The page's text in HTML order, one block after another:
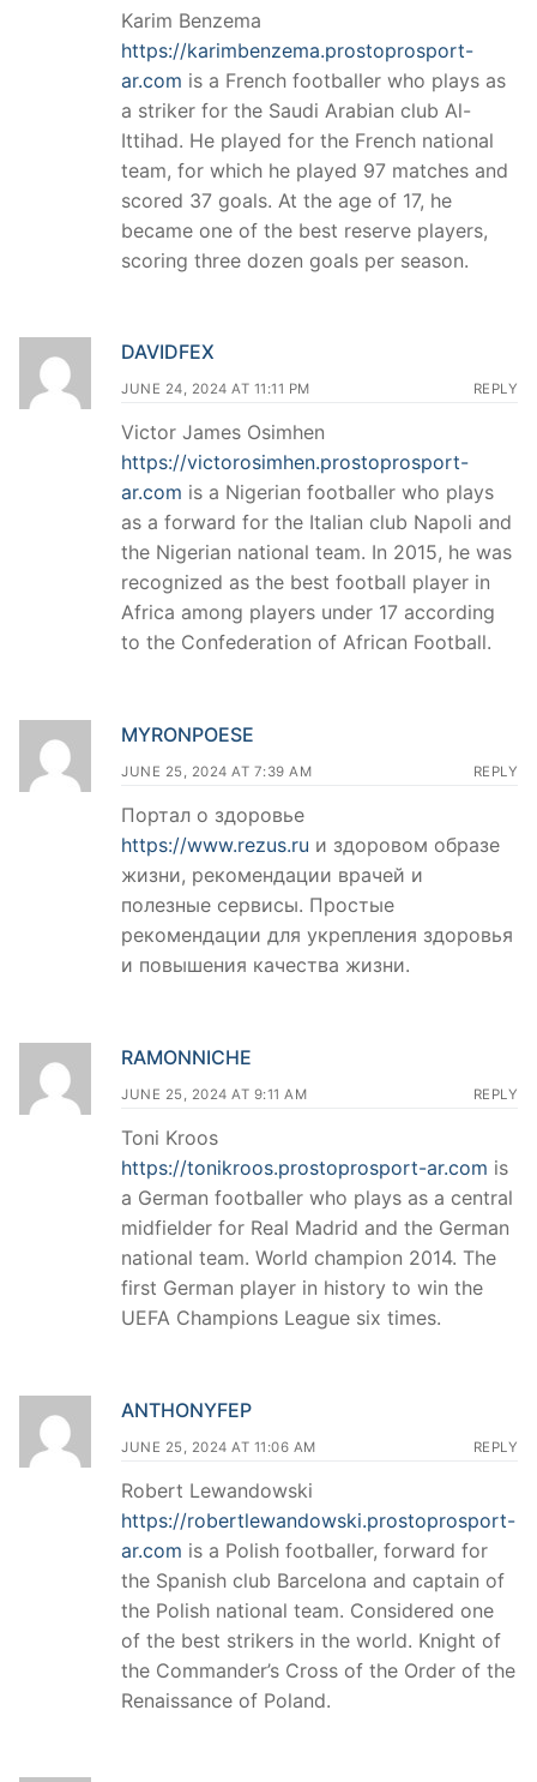
Karim Benzema
https://karimbenzema.prostoprosport-
ar.com is a French footballer who plays as
a striker for the Saudi Arabian club Al-
Ittihad. He played for the French national
team, for which he played 97 matches and
scored 37 goals. At the age of 17, he
became one of the best reserve players,
scoring three dozen goals per season.
DAVIDFEX
JUNE 24, 2024 AT 11:11 PM REPLY
Victor James Osimhen
https://victorosimhen.prostoprosport-
ar.com is a Nigerian footballer who plays
as a forward for the Italian club Napoli and
the Nigerian national team. In 2015, he was
recognized as the best football player in
Africa among players under 17 according
to the Confederation of African Football.
MYRONPOESE
JUNE 25, 2024 AT 7:39 AM REPLY
Портал о здоровье
https://www.rezus.ru и здоровом образе
жизни, рекомендации врачей и
полезные сервисы. Простые
рекомендации для укрепления здоровья
и повышения качества жизни.
RAMONNICHE
JUNE 25, 2024 AT 9:11 AM REPLY
Toni Kroos
https://tonikroos.prostoprosport-ar.com is
a German footballer who plays as a central
midfielder for Real Madrid and the German
national team. World champion 2014. The
first German player in history to win the
UEFA Champions League six times.
ANTHONYFEP
JUNE 25, 2024 AT 11:06 AM REPLY
Robert Lewandowski
https://robertlewandowski.prostoprosport-
ar.com is a Polish footballer, forward for
the Spanish club Barcelona and captain of
the Polish national team. Considered one
of the best strikers in the world. Knight of
the Commander’s Cross of the Order of the
Renaissance of Poland.